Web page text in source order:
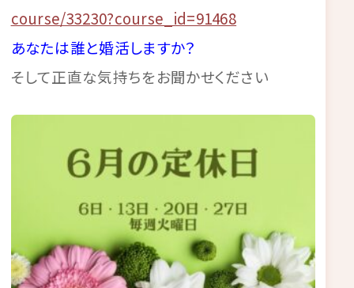
course/33230?course_id=91468
あなたは誰と婚活しますか？
そして正直な気持ちをお聞かせください